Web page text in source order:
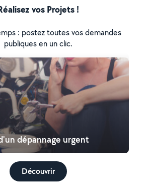
vos Projets !
: postez toutes vos demandes
publiques en un clic.
dépannage urgent
Découvrir